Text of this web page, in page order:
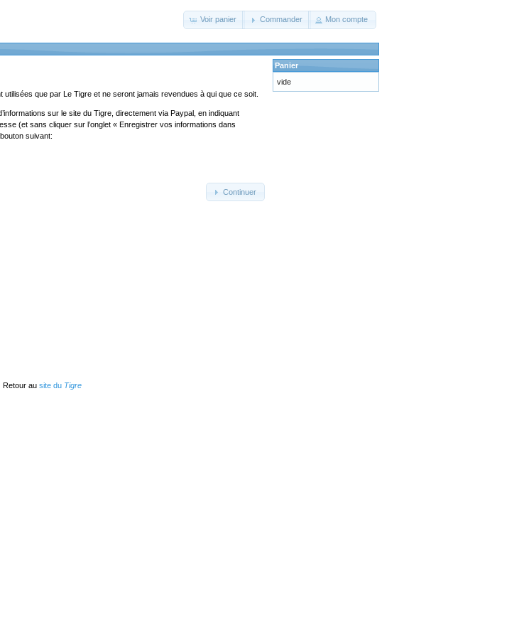
Voir panier Commander Mon compte
que par Le Tigre et ne seront jamais revendues à qui que ce soit.
sur le site du Tigre, directement via Paypal, en indiquant
(et sans cliquer sur l’onglet « Enregistrer vos informations dans
suivant:
Continuer
Panier
vide
Retour au site du Tigre